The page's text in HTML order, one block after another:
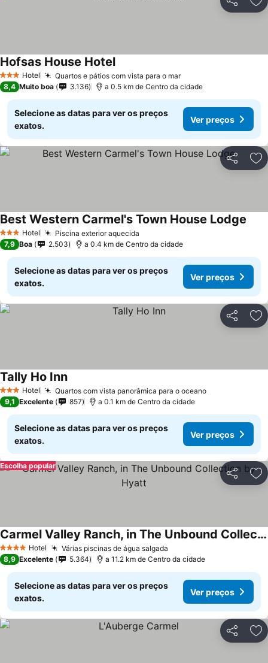
Partilhar
3 EstrelasHotel Quartos e pátios com vista para o mar
Hofsas House Hotel
8,4 Muito boa 3.136 a 0.5 km de Centro da cidade
Selecione as datas para ver os preços
exatos.
Ver preços
Partilhar
3 EstrelasHotel Piscina exterior aquecida
Best Western Carmel's Town House Lodge
7,9 Boa 2.503 a 0.4 km de Centro da cidade
Selecione as datas para ver os preços
exatos.
Ver preços
Partilhar
3 EstrelasHotel Quartos com vista panorâmica para o oceano
Tally Ho Inn
9,1 Excelente 857 a 0.1 km de Centro da cidade
Selecione as datas para ver os preços
exatos.
Ver preços
Partilhar
Escolha popular
4 EstrelasHotel Várias piscinas de água salgada
Carmel Valley Ranch, in The Unbound Collection by Hyatt
8,9 Excelente 5.364 a 11.2 km de Centro da cidade
Selecione as datas para ver os preços
exatos.
Ver preços
Partilhar